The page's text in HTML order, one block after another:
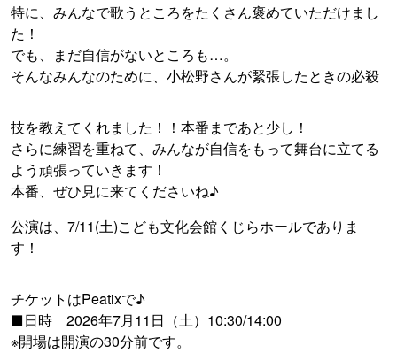
特に、みんなで歌うところをたくさん褒めていただけまし
た！
でも、まだ自信がないところも…。
そんなみんなのために、小松野さんが緊張したときの必殺
技を教えてくれました！！ 本番まであと少し！
さらに練習を重ねて、みんなが自信をもって舞台に立てる
よう頑張っていきます！
本番、ぜひ見に来てくださいね♪
公演は、7/11(土)こども文化会館くじらホールでありま
す！
チケットはPeatixで♪
■日時 2026年7月11日（土）10:30/14:00
※開場は開演の30分前です。